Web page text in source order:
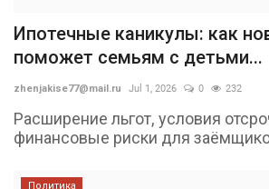
Ипотечные каникулы: как
поможет семьям с детьми...
zhenjakise77@mail.ru Jul 1, 2026 0 232
Расширение льгот, условия
финансовые риски для
Политика